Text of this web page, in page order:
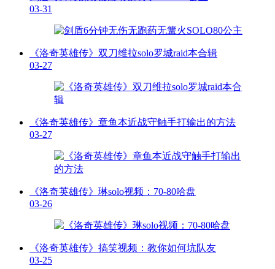
03-31
《洛奇英雄传》双刀维拉solo罗城raid本合辑
03-27
《洛奇英雄传》章鱼本近战守触手打输出的方法
03-27
《洛奇英雄传》琳solo视频：70-80哈盘
03-26
《洛奇英雄传》搞笑视频：教你如何坑队友
03-25